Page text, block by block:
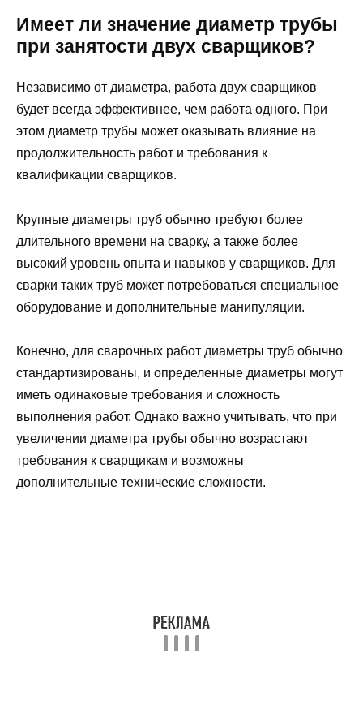
Имеет ли значение диаметр трубы
при занятости двух сварщиков?
Независимо от диаметра, работа двух сварщиков
будет всегда эффективнее, чем работа одного. При
этом диаметр трубы может оказывать влияние на
продолжительность работ и требования к
квалификации сварщиков.
Крупные диаметры труб обычно требуют более
длительного времени на сварку, а также более
высокий уровень опыта и навыков у сварщиков. Для
сварки таких труб может потребоваться специальное
оборудование и дополнительные манипуляции.
Конечно, для сварочных работ диаметры труб обычно
стандартизированы, и определенные диаметры могут
иметь одинаковые требования и сложность
выполнения работ. Однако важно учитывать, что при
увеличении диаметра трубы обычно возрастают
требования к сварщикам и возможны
дополнительные технические сложности.